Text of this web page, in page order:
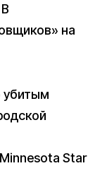
на
убитым
Star